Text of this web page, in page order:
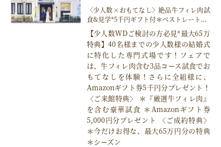
〈少人数×おもてなし〉絶品牛フィレ肉試
食&見学*5千円ギフト付＊ベストレート...
【少人数WDご検討の方必見*最大65万
特典】40名様までの少人数様の結婚式
に特化した専門式場です！フェアで
は、牛フィレ肉含む3品コース試食でお
もてなしを体験！さらに全組様に、
Amazonギフト券5千円分プレゼント！
〈ご来館特典〉 ＊『厳選牛フィレ肉』
を含む豪華試食 ＊Amazonギフト券
5,000円分プレゼント 〈ご成約特典〉
＊今だけお得な、最大65万円分の特典
＊シーズン